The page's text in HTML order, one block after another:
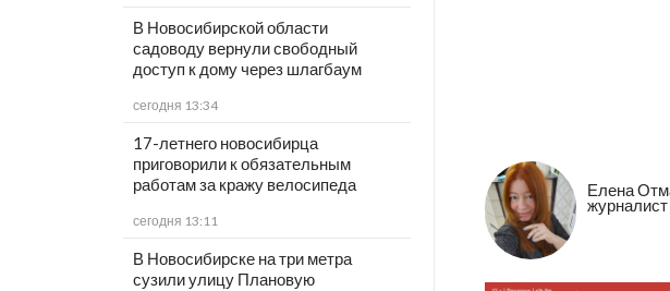
В Новосибирской области
садоводу вернули свободный
доступ к дому через шлагбаум
сегодня 13:34
17-летнего новосибирца
приговорили к обязательным
работам за кражу велосипеда
сегодня 13:11
В Новосибирске на три метра
сузили улицу Плановую
Елена
журналист